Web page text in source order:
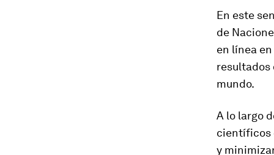
En este
de
en línea
resultados
mundo.
A lo largo
científicos
y